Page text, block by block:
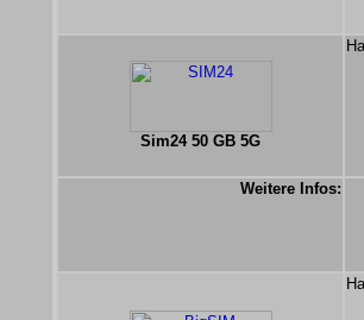
Sim24 50 GB 5G
Weitere Infos: